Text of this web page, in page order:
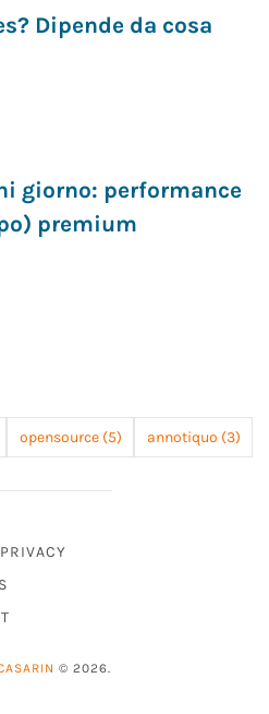
Dipende da cosa
giorno: performance
premium
opensource (5) annotiquo (3)
© 2026.